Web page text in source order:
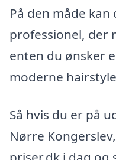
På den måde
professionel, der
enten du ønsker
moderne
Så hvis du er på
Nørre